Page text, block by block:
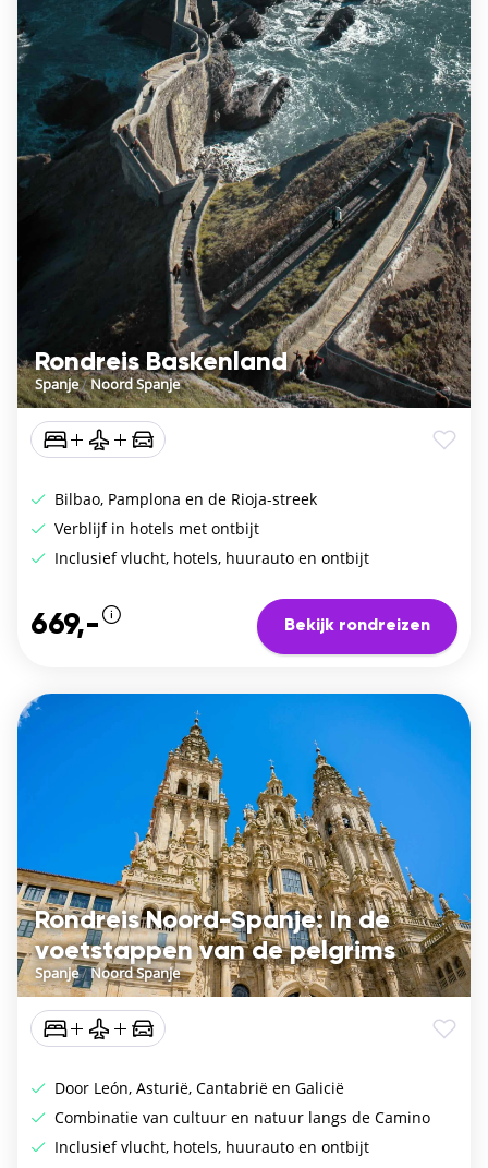
Rondreis Baskenland
Spanje/Noord Spanje
Bilbao, Pamplona en de Rioja-streek
Verblijf in hotels met ontbijt
Inclusief vlucht, hotels, huurauto en ontbijt
669,- Bekijk rondreizen
Rondreis Noord-Spanje: In de
voetstappen van de pelgrims
Spanje/Noord Spanje
Door León, Asturië, Cantabrië en Galicië
Combinatie van cultuur en natuur langs de Camino
Inclusief vlucht, hotels, huurauto en ontbijt